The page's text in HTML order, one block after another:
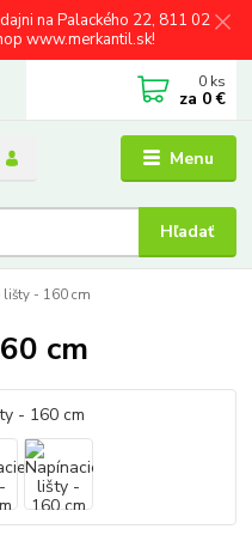
na Palackého 22, 811 02
www.merkantil.sk!
Menu
Hľadať
0 ks
za 0 €
lišty - 160 cm
cm